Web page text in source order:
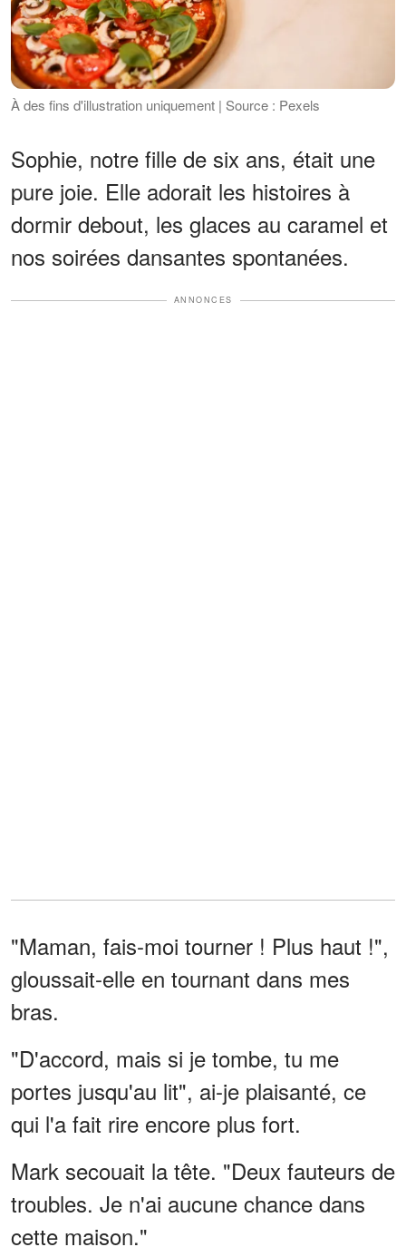
À des fins d'illustration uniquement | Source : Pexels
Sophie, notre fille de six ans, était une
pure joie. Elle adorait les histoires à
dormir debout, les glaces au caramel et
nos soirées dansantes spontanées.
ANNONCES
"Maman, fais-moi tourner ! Plus haut !",
gloussait-elle en tournant dans mes
bras.
"D'accord, mais si je tombe, tu me
portes jusqu'au lit", ai-je plaisanté, ce
qui l'a fait rire encore plus fort.
Mark secouait la tête. "Deux fauteurs de
troubles. Je n'ai aucune chance dans
cette maison."